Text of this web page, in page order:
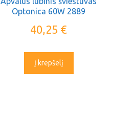
Optonica 60W 2889
40,25 €
Į krepšelį